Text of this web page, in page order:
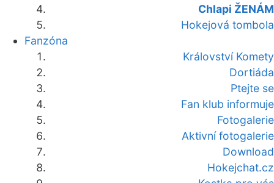
Chlapi ŽENÁM
Hokejová tombola
Fanzóna
Království Komety
Dortiáda
Ptejte se
Fan klub informuje
Fotogalerie
Aktivní fotogalerie
Download
Hokejchat.cz